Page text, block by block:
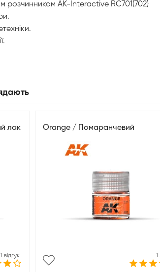
розчинником AK-Interactive RC701(702)
лак
1 відгук
Orange / Помаранчевий
1